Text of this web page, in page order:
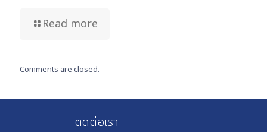
Read more
Comments are closed.
ติดต่อเรา